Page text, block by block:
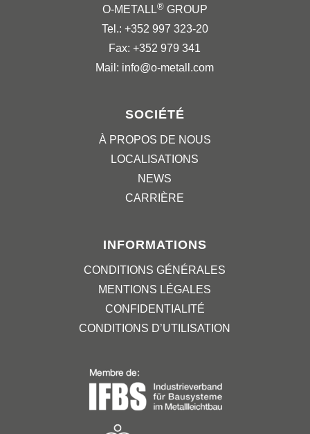
O-METALL®GROUP
Tel.: +352 997 323-20
Fax: +352 979 341
Mail: info@o-metall.com
SOCIÉTÉ
À PROPOS DE NOUS
LOCALISATIONS
NEWS
CARRIÈRE
INFORMATIONS
CONDITIONS GÉNÉRALES
MENTIONS LÉGALES
CONFIDENTIALITÉ
CONDITIONS D’UTILISATION